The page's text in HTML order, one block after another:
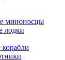
миноносцы
лодки